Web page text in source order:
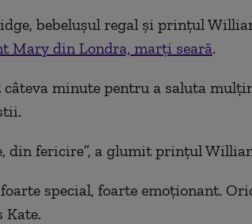
bebeluşul regal şi prinţul
Mary din Londra, marţi seară.
minute pentru a saluta
din fericire”, a glumit prinţul
special, foarte emoţionant.
Kate.